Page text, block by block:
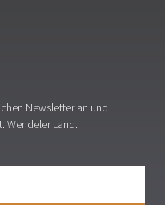
Newsletter an und
Wendeler Land.